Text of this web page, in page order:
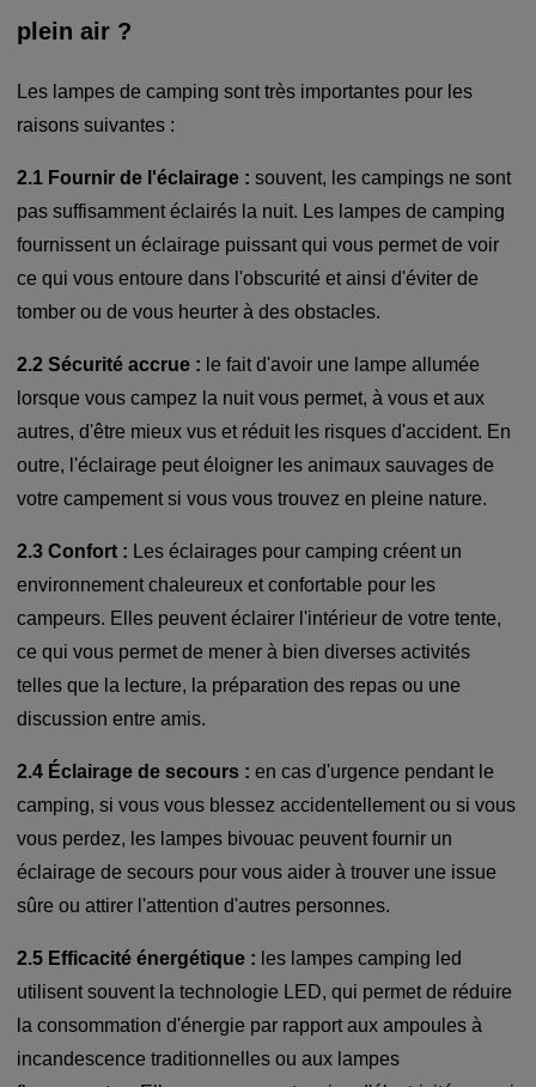
plein air ?
Les lampes de camping sont très importantes pour les
raisons suivantes :
2.1 Fournir de l'éclairage : souvent, les campings ne sont
pas suffisamment éclairés la nuit. Les lampes de camping
fournissent un éclairage puissant qui vous permet de voir
ce qui vous entoure dans l'obscurité et ainsi d'éviter de
tomber ou de vous heurter à des obstacles.
2.2 Sécurité accrue : le fait d'avoir une lampe allumée
lorsque vous campez la nuit vous permet, à vous et aux
autres, d'être mieux vus et réduit les risques d'accident. En
outre, l'éclairage peut éloigner les animaux sauvages de
votre campement si vous vous trouvez en pleine nature.
2.3 Confort : Les éclairages pour camping créent un
environnement chaleureux et confortable pour les
campeurs. Elles peuvent éclairer l'intérieur de votre tente,
ce qui vous permet de mener à bien diverses activités
telles que la lecture, la préparation des repas ou une
discussion entre amis.
2.4 Éclairage de secours : en cas d'urgence pendant le
camping, si vous vous blessez accidentellement ou si vous
vous perdez, les lampes bivouac peuvent fournir un
éclairage de secours pour vous aider à trouver une issue
sûre ou attirer l'attention d'autres personnes.
2.5 Efficacité énergétique : les lampes camping led
utilisent souvent la technologie LED, qui permet de réduire
la consommation d'énergie par rapport aux ampoules à
incandescence traditionnelles ou aux lampes